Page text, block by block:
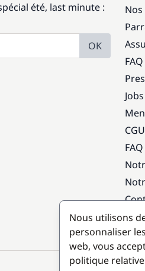
été, last minute :
OK
FAQ
Jobs
FAQ
Nous utilisons
personnaliser
web, vous
politique